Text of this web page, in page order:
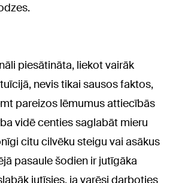
piesātināta, liekot vairāk
nevis tikai sausos faktos,
pareizos lēmumus attiecībās
vidē centies saglabāt mieru
citu cilvēku steigu vai asākus
pasaule šodien ir jutīgāka
jutīsies, ja varēsi darboties